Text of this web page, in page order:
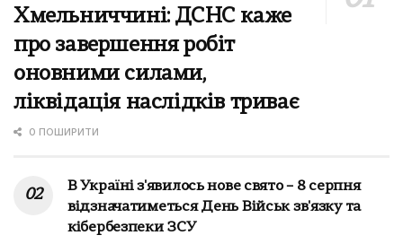
Хмельниччині: ДСНС каже
про завершення робіт
оновними силами,
ліквідація наслідків триває
0 ПОШИРИТИ
В Україні з'явилось нове свято – 8 серпня
відзначатиметься День Військ зв'язку та
кібербезпеки ЗСУ